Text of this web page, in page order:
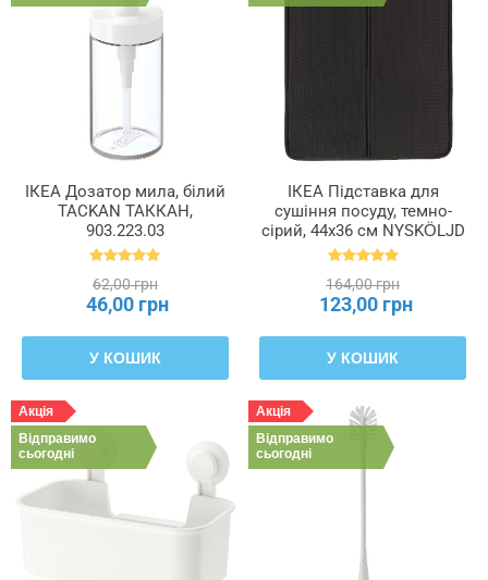
ІКЕА Дозатор мила, білий
TACKAN ТАККАН,
903.223.03
62,00 грн
46,00 грн
У КОШИК
ІКЕА Підставка для
сушіння посуду, темно-
сірий, 44x36 см NYSKÖLJD
НЮХОЛІД, 004.510.59
164,00 грн
123,00 грн
У КОШИК
Акція
Відправимо
сьогодні
Акція
Відправимо
сьогодні